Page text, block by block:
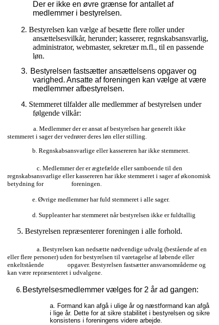
Der er ikke en øvre grænse for antallet af
medlemmer i bestyrelsen.
2. Bestyrelsen kan vælge af besætte flere roller under
ansættelsesvilkår, herunder; kasserer, regnskabsansvarlig,
administrator, webmaster, sekretær m.fl., til en passende
løn.
3. Bestyrelsen fastsætter ansættelsens opgaver og
varighed. Ansatte af foreningen kan vælge at være
medlemmer afbestyrelsen.
4. Stemmeret tilfalder alle medlemmer af bestyrelsen under
følgende vilkår:
a. Medlemmer der er ansat af bestyrelsen har generelt ikke
stemmeret i sager der vedrører deres løn eller stilling.
b. Regnskabsansvarlige eller kassereren har ikke stemmeret.
c. Medlemmer der er ægtefælde eller samboende til den
regnskabsansvarlige eller kassereren har ikke stemmeret i sager af økonomisk
betydning for foreningen.
e. Øvrige medlemmer har fuld stemmeret i alle sager.
d. Suppleanter har stemmeret når bestyrelsen ikke er fuldtallig
5. Bestyrelsen repræsenterer foreningen i alle forhold.
a. Bestyrelsen kan nedsætte nødvendige udvalg (bestående af en
eller flere personer) uden for bestyrelsen til varetagelse af løbende eller
enkeltstående opgaver. Bestyrelsen fastsætter ansvarsområderne og
kan være repræsenteret i udvalgene.
6. Bestyrelsesmedlemmer vælges for 2 år ad gangen:
a. Formand kan afgå i ulige år og næstformand kan afgå
i lige år. Dette for at sikre stabilitet i bestyrelsen og sikre
konsistens i foreningens videre arbejde.